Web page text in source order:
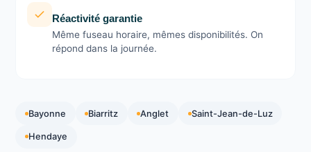
Réactivité garantie
Même fuseau horaire, mêmes disponibilités. On
répond dans la journée.
Bayonne Biarritz Anglet Saint-Jean-de-Luz
Hendaye